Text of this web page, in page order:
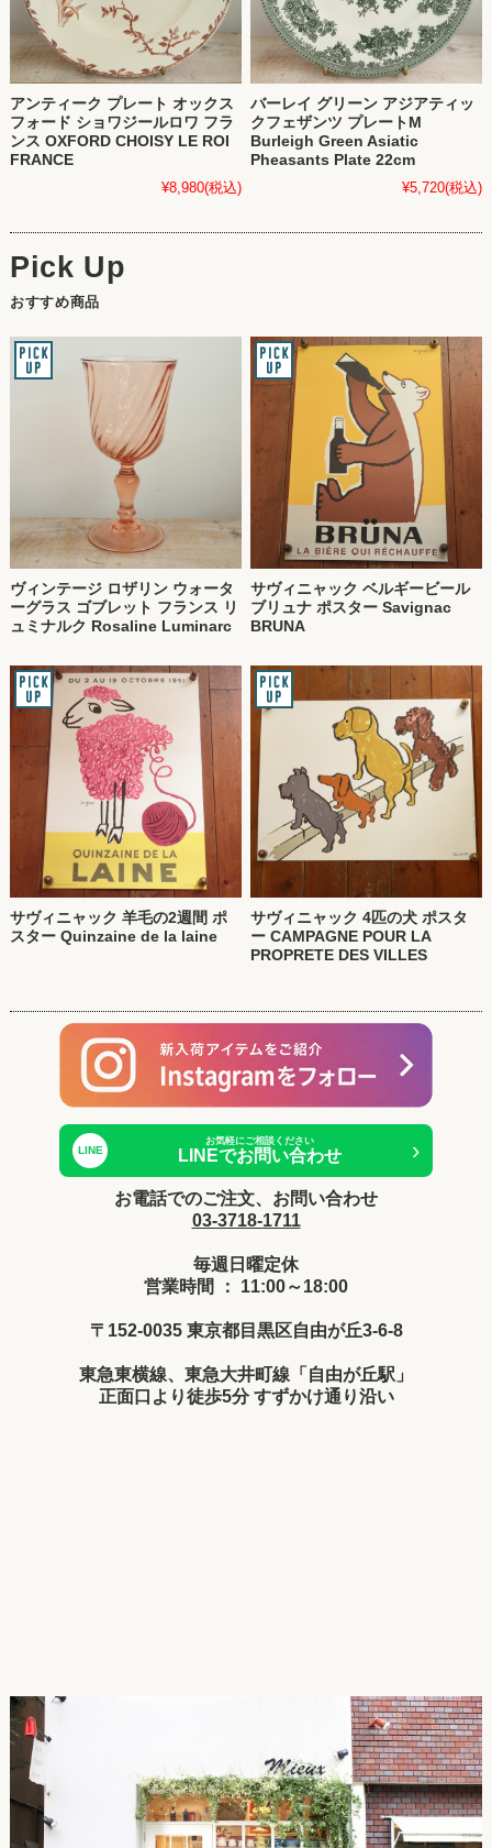
アンティーク プレート オックス
フォード ショワジールロワ フラ
ンス OXFORD CHOISY LE ROI
FRANCE
¥8,980(税込)
バーレイ グリーン アジアティッ
クフェザンツ プレートM
Burleigh Green Asiatic
Pheasants Plate 22cm
¥5,720(税込)
おすすめ商品
ヴィンテージ ロザリン ウォータ
ーグラス ゴブレット フランス リ
ュミナルク Rosaline Luminarc
サヴィニャック ベルギービール
ブリュナ ポスター Savignac
BRUNA
サヴィニャック 羊毛の2週間 ポ
スター Quinzaine de la laine
サヴィニャック 4匹の犬 ポスタ
ー CAMPAGNE POUR LA
PROPRETE DES VILLES
LINE
お気軽にご相談ください
LINEでお問い合わせ ›
お電話でのご注文、お問い合わせ
03-3718-1711
毎週日曜定休
営業時間 ： 11:00～18:00
〒152-0035 東京都目黒区自由が丘3-6-8
東急東横線、東急大井町線「自由が丘駅」
正面口より徒歩5分 すずかけ通り沿い